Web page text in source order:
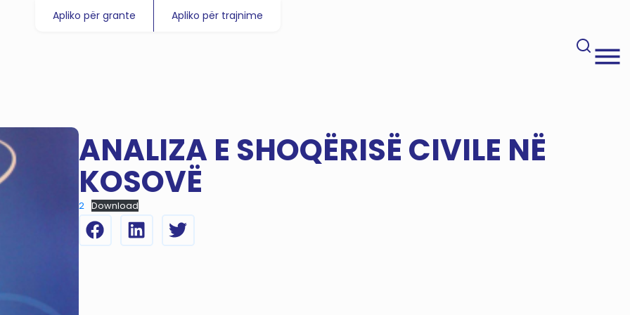
Apliko për grante Apliko për trajnime
ANALIZA E SHOQËRISË CIVILE NË
KOSOVË
2 Download